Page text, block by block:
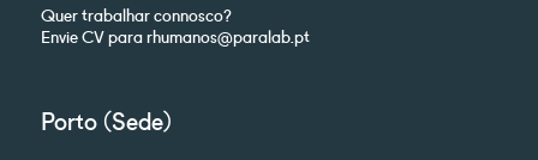
Quer trabalhar connosco?
Envie CV para rhumanos@paralab.pt
Porto (Sede)